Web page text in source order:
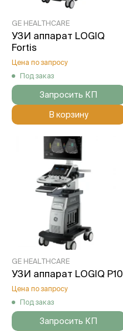
GE HEALTHCARE
УЗИ аппарат LOGIQ
Fortis
Цена по запросу
Под заказ
Запросить КП
В корзину
GE HEALTHCARE
УЗИ аппарат LOGIQ P10
Цена по запросу
Под заказ
Запросить КП